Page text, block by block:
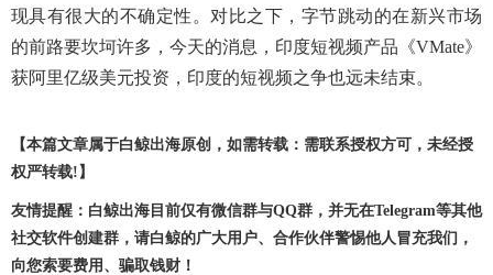
现具有很大的不确定性。对比之下，字节跳动的在新兴市场
的前路要坎坷许多，今天的消息，印度短视频产品《VMate》
获阿里亿级美元投资，印度的短视频之争也远未结束。
【本篇文章属于白鲸出海原创，如需转载：需联系授权方可，未经授
权严转载!】
友情提醒：白鲸出海目前仅有微信群与QQ群，并无在Telegram等其他
社交软件创建群，请白鲸的广大用户、合作伙伴警惕他人冒充我们，
向您索要费用、骗取钱财！